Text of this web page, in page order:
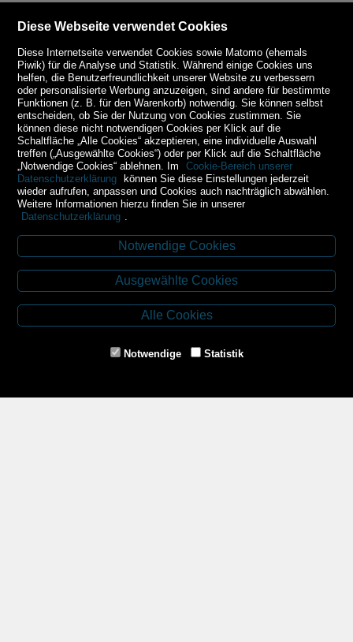
Kontakt
Budweiser Str. 3
3943 Schrems
Tel.: 02853/77239
E-Mail: schrems@spazierer.at
Diese Webseite verwendet Cookies
Diese Internetseite verwendet Cookies sowie Matomo (ehemals
Piwik) für die Analyse und Statistik. Während einige Cookies uns
helfen, die Benutzerfreundlichkeit unserer Website zu verbessern
oder personalisierte Werbung anzuzeigen, sind andere für bestimmte
Funktionen (z. B. für den Warenkorb) notwendig. Sie können selbst
entscheiden, ob Sie der Nutzung von Cookies zustimmen. Sie
können diese nicht notwendigen Cookies per Klick auf die
Schaltfläche „Alle Cookies“ akzeptieren, eine individuelle Auswahl
treffen („Ausgewählte Cookies“) oder per Klick auf die Schaltfläche
„Notwendige Cookies“ ablehnen. Im
Cookie-Bereich unserer
Datenschutzerklärung können Sie diese Einstellungen jederzeit
wieder aufrufen, anpassen und Cookies auch nachträglich abwählen.
Weitere Informationen hierzu finden Sie in unserer
Datenschutzerklärung
Notwendige Cookies
Ausgewählte Cookies
Alle Cookies
Notwendige Statistik